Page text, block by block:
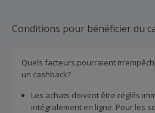
Conditions pour bénéficier du
Quels facteurs pourraient
un cashback?
Les achats doivent être réglés
intégralement en ligne. Pour les